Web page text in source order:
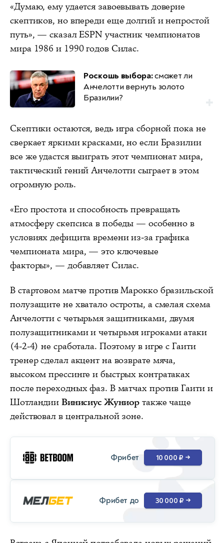
«Думаю, ему удается завоевывать доверие
скептиков, но впереди еще долгий и непростой
путь», — сказал ESPN участник чемпионатов
мира 1986 и 1990 годов Силас.
Роскошь выбора:сможет ли
Анчелотти вернуть золото
Бразилии?
Скептики остаются, ведь игра сборной пока не
сверкает яркими красками, но если Бразилии
все же удастся выиграть этот чемпионат мира,
тактический гений Анчелотти сыграет в этом
огромную роль.
«Его простота и способность превращать
атмосферу скепсиса в победы — особенно в
условиях дефицита времени из-за графика
чемпионата мира, — это ключевые
факторы», — добавляет Силас.
В стартовом матче против Марокко бразильской
полузащите не хватало остроты, а смелая схема
Анчелотти с четырьмя защитниками, двумя
полузащитниками и четырьмя игроками атаки
(4-2-4) не сработала. Поэтому в игре с Гаити
тренер сделал акцент на возврате мяча,
высоком прессинге и быстрых контратаках
после переходных фаз. В матчах против Гаити и
ШотландииВинисиус Жуниор также чаще
действовал в центральной зоне.
Фрибет 10 000 ₽ →
Фрибет до 30 000 ₽ →